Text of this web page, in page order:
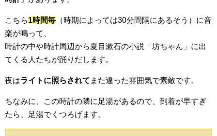
こちら1時間毎 （時期によっては30分間隔にあるそう）に音
楽が鳴って、
時計の中や時計周辺から夏目漱石の小説「坊ちゃん」に出
てくる人たちが踊りだします。
夜はライトに照らされて また違った雰囲気で素敵です。
ちなみに、この時計の隣に足湯があるので、到着が早すぎ
たら、足湯でくつろげます。